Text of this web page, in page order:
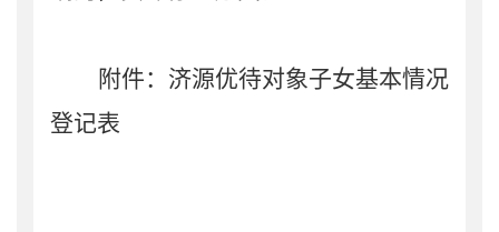
附件：济源优待对象子女基本情况
登记表